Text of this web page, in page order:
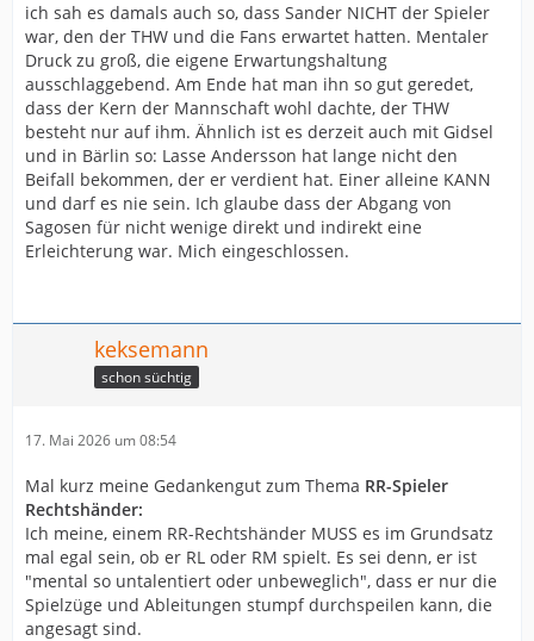
ich sah es damals auch so, dass Sander NICHT der Spieler
war, den der THW und die Fans erwartet hatten. Mentaler
Druck zu groß, die eigene Erwartungshaltung
ausschlaggebend. Am Ende hat man ihn so gut geredet,
dass der Kern der Mannschaft wohl dachte, der THW
besteht nur auf ihm. Ähnlich ist es derzeit auch mit Gidsel
und in Bärlin so: Lasse Andersson hat lange nicht den
Beifall bekommen, der er verdient hat. Einer alleine KANN
und darf es nie sein. Ich glaube dass der Abgang von
Sagosen für nicht wenige direkt und indirekt eine
Erleichterung war. Mich eingeschlossen.
keksemann
schon süchtig
17. Mai 2026 um 08:54
Mal kurz meine Gedankengut zum Thema RR-Spieler
Rechtshänder:
Ich meine, einem RR-Rechtshänder MUSS es im Grundsatz
mal egal sein, ob er RL oder RM spielt. Es sei denn, er ist
"mental so untalentiert oder unbeweglich", dass er nur die
Spielzüge und Ableitungen stumpf durchspeilen kann, die
angesagt sind.